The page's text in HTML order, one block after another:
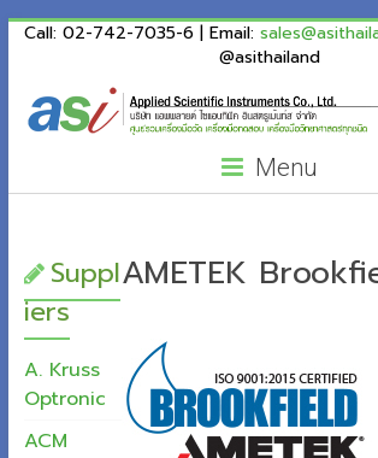
Skip
ASI
Thailand
Call: 02-742-7035-6 | Email:
@asithailand
Menu
AMETEK
Suppl
iers
A. Kruss
Optronic
ACM